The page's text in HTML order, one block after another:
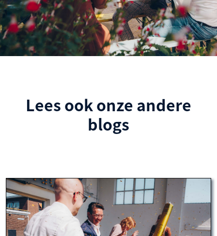
Lees ook onze andere
blogs